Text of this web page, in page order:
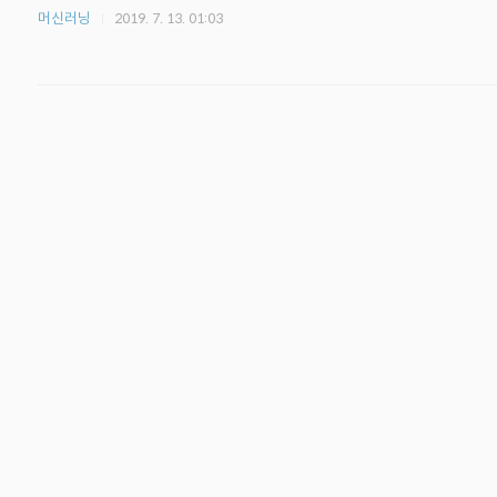
머신러닝
2019. 7. 13. 01:03